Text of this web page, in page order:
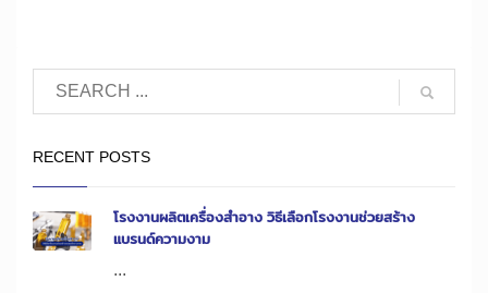
RECENT POSTS
โรงงานผลิตเครื่องสำอาง วิธีเลือกโรงงานช่วยสร้าง
แบรนด์ความงาม
...